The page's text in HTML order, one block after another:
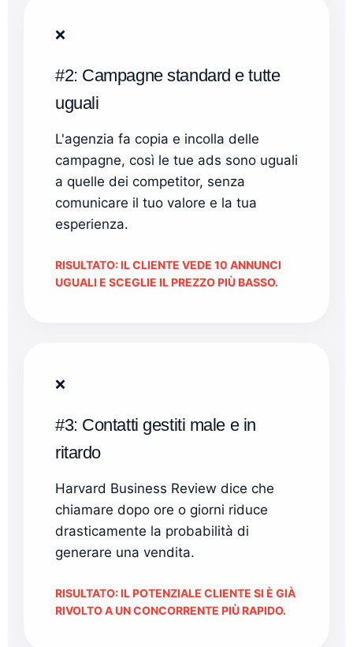
❌
#2: Campagne standard e tutte
uguali
L'agenzia fa copia e incolla delle
campagne, così le tue ads sono uguali
a quelle dei competitor, senza
comunicare il tuo valore e la tua
esperienza.
RISULTATO: IL CLIENTE VEDE 10 ANNUNCI
UGUALI E SCEGLIE IL PREZZO PIÙ BASSO.
❌
#3: Contatti gestiti male e in
ritardo
Harvard Business Review dice che
chiamare dopo ore o giorni riduce
drasticamente la probabilità di
generare una vendita.
RISULTATO: IL POTENZIALE CLIENTE SI È GIÀ
RIVOLTO A UN CONCORRENTE PIÙ RAPIDO.